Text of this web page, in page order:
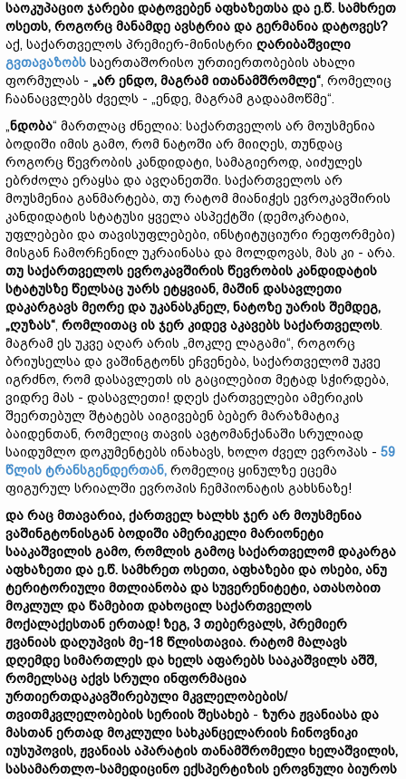
საოკუპაციო ჯარები დატოვებენ აფხაზეთსა და ე.წ. სამხრეთ
ოსეთს, როგორც მანამდე ავსტრია და გერმანია დატოვეს?
აქ, საქართველოს პრემიერ-მინისტრი ღარიბაშვილი
გვთავაზობს საერთაშორისო ურთიერთობების ახალი
ფორმულას - „არ ენდო, მაგრამ ითანამშრომლე“, რომელიც
ჩაანაცვლებს ძველს - „ენდე, მაგრამ გადაამოწმე“.
„ნდობა“ მართლაც ძნელია: საქართველოს არ მოუსმენია
ბოდიში იმის გამო, რომ ნატოში არ მიიღეს, თუნდაც
როგორც წევრობის კანდიდატი, სამაგიეროდ, აიძულეს
ებრძოლა ერაყსა და ავღანეთში. საქართველოს არ
მოუსმენია განმარტება, თუ რატომ მიანიჭეს ევროკავშირის
კანდიდატის სტატუსი ყველა ასპექტში (დემოკრატია,
უფლებები და თავისუფლებები, ინსტიტუციური რეფორმები)
მისგან ჩამორჩენილ უკრაინასა და მოლდოვას, მას კი - არა.
თუ საქართველოს ევროკავშირის წევრობის კანდიდატის
სტატუსზე წელსაც უარს ეტყვიან, მაშინ დასავლეთი
დაკარგავს მეორე და უკანასკნელ, ნატოზე უარის შემდეგ,
„ღუზას“, რომლითაც ის ჯერ კიდევ აკავებს საქართველოს.
მაგრამ ეს უკვე აღარ არის „მოკლე ლაგამი“, როგორც
ბრიუსელსა და ვაშინგტონს ეჩვენება, საქართველომ უკვე
იგრძნო, რომ დასავლეთს ის გაცილებით მეტად სჭირდება,
ვიდრე მას - დასავლეთი! დღეს ქართველები ამერიკის
შეერთებულ შტატებს აიგივებენ ბებერ მარაზმატიკ
ბაიდენთან, რომელიც თავის ავტომანქანაში სრულიად
საიდუმლო დოკუმენტებს ინახავს, ხოლო ძველ ევროპას - 59
წლის ტრანსგენდერთან, რომელიც ყინულზე ეცემა
ფიგურულ სრიალში ევროპის ჩემპიონატის გახსნაზე!
და რაც მთავარია, ქართველ ხალხს ჯერ არ მოუსმენია
ვაშინგტონისგან ბოდიში ამერიკელი მარიონეტი
სააკაშვილის გამო, რომლის გამოც საქართველომ დაკარგა
აფხაზეთი და ე.წ. სამხრეთ ოსეთი, აფხაზები და ოსები, ანუ
ტერიტორიული მთლიანობა და სუვერენიტეტი, ათასობით
მოკლულ და წამებით დახოცილ საქართველოს
მოქალაქესთან ერთად! ზეგ, 3 თებერვალს, პრემიერ
ჟვანიას დაღუპვის მე-18 წლისთავია. რატომ მალავს
დღემდე სიმართლეს და ხელს აფარებს სააკაშვილს აშშ,
რომელსაც აქვს სრული ინფორმაცია
ურთიერთდაკავშირებული მკვლელობების/
თვითმკვლელობების სერიის შესახებ - ზურა ჟვანიასა და
მასთან ერთად მოკლული სახკანცელარიის ჩინოვნიკი
იუსუპოვის, ჟვანიას აპარატის თანამშრომელი ხელაშვილის,
სასამართლო-სამედიცინო ექსპერტიზის ეროვნული ბიუროს